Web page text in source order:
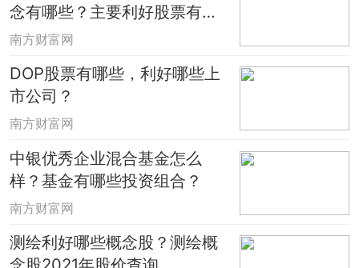
念有哪些？主要利好股票有哪
些？
南方财富网
DOP股票有哪些，利好哪些上
市公司？
南方财富网
中银优秀企业混合基金怎么
样？基金有哪些投资组合？
南方财富网
测绘利好哪些概念股？测绘概